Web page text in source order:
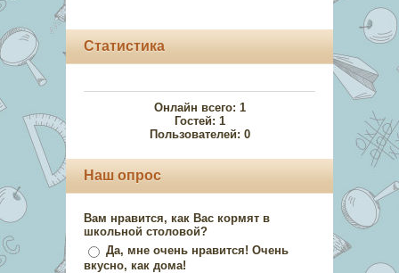
Статистика
Онлайн всего: 1
Гостей: 1
Пользователей: 0
Наш опрос
Вам нравится, как Вас кормят в
школьной столовой?
Да, мне очень нравится! Очень
вкусно, как дома!